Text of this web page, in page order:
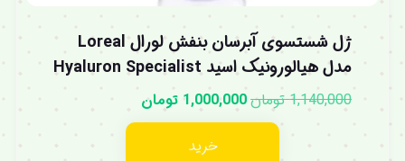
ژل شستسوی آبرسان بنفش لورال Loreal
مدل هیالورونیک اسید Hyaluron Specialist
1,140,000 تومان1,000,000 تومان
خرید